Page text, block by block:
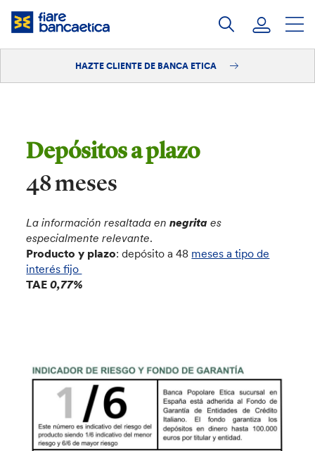
Saltar
HAZTE CLIENTE DE BANCA ETICA
Depósitos a plazo
48 meses
La información resaltada ennegrita es
especialmente relevante.
Producto y plazo: depósito a 48 meses a tipo de
interés fijo
TAE0,77%